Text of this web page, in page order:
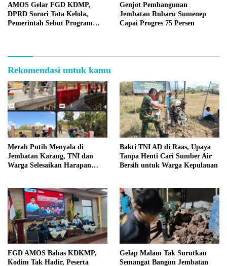
AMOS Gelar FGD KDMP,
DPRD Sorori Tata Kelola,
Pemerintah Sebut Program
Genjot Pembangunan
Jembatan Rubaru Sumenep
Capai Progres 75 Persen
Rekomendasi untuk kamu
Merah Putih Menyala di
Jembatan Karang, TNI dan
Warga Selesaikan Harapan
Bakti TNI AD di Raas, Upaya
Tanpa Henti Cari Sumber Air
Bersih untuk Warga Kepulauan
FGD AMOS Bahas KDKMP,
Kodim Tak Hadir, Peserta
Gelap Malam Tak Surutkan
Semangat Bangun Jembatan